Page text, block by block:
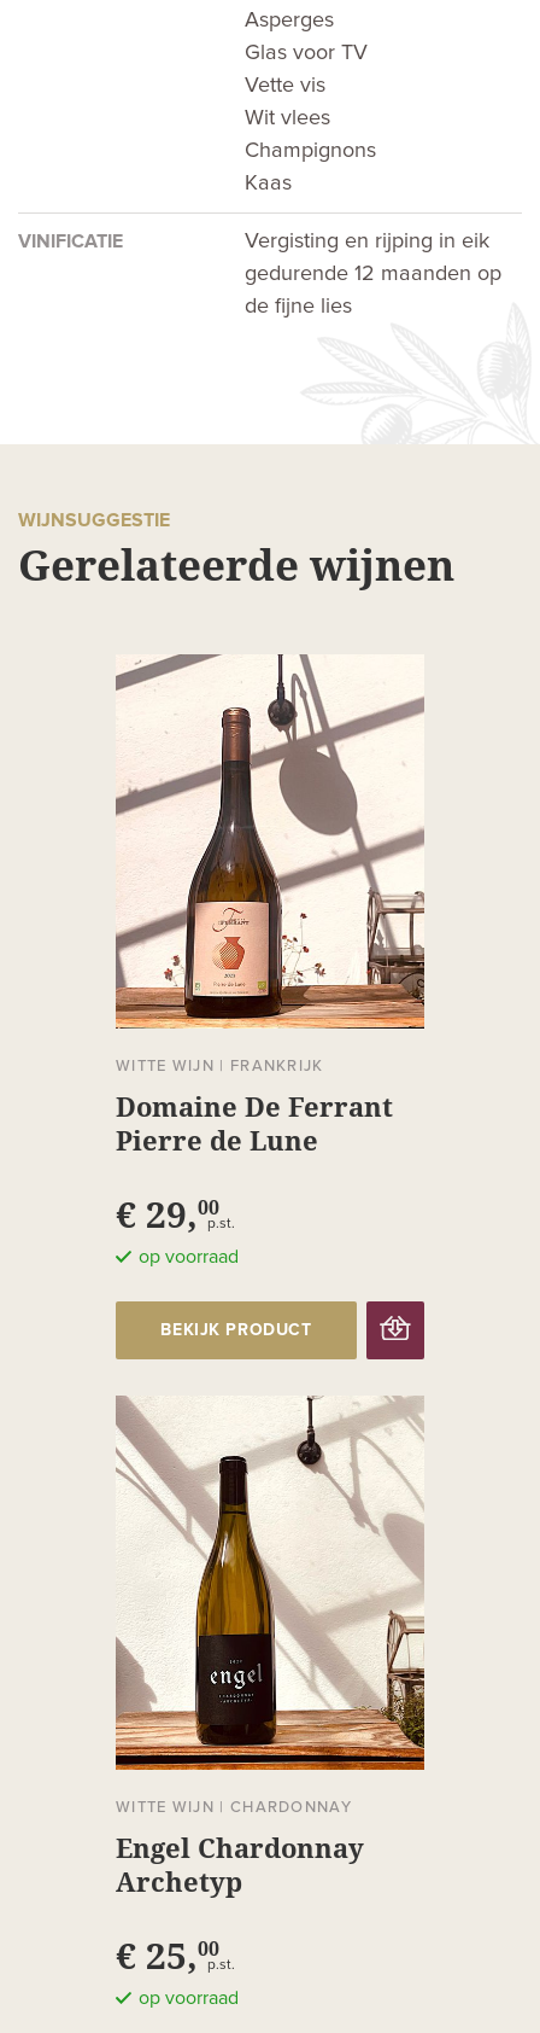
Asperges
Glas voor TV
Vette vis
Wit vlees
Champignons
Kaas
VINIFICATIE
Vergisting en rijping in eik
gedurende 12 maanden op
de fijne lies
WIJNSUGGESTIE
Gerelateerde wijnen
WITTE WIJN | FRANKRIJK
Domaine De Ferrant
Pierre de Lune
€ 29,00
p.st.
op voorraad
BEKIJK PRODUCT
WITTE WIJN | CHARDONNAY
Engel Chardonnay
Archetyp
€ 25,00
p.st.
op voorraad